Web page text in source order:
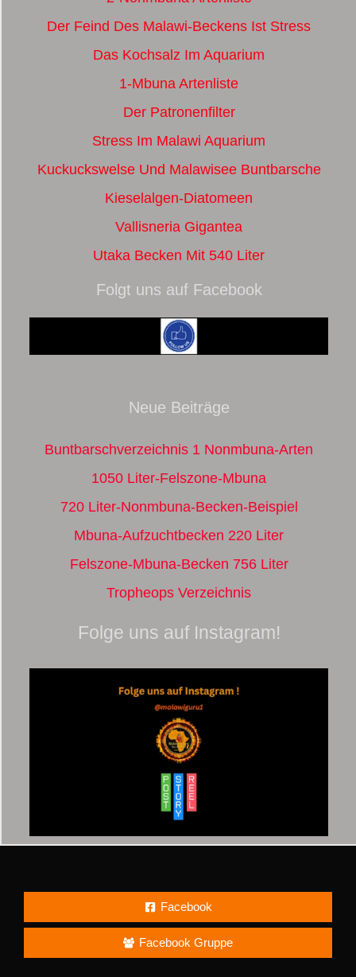
Der Feind Des Malawi-Beckens Ist Stress
Das Kochsalz Im Aquarium
1-Mbuna Artenliste
Der Patronenfilter
Stress Im Malawi Aquarium
Kuckuckswelse Und Malawisee Buntbarsche
Kieselalgen-Diatomeen
Vallisneria Gigantea
Utaka Becken Mit 540 Liter
Folgt uns auf Facebook
Neue Beiträge
Buntbarschverzeichnis 1 Nonmbuna-Arten
1050 Liter-Felszone-Mbuna
720 Liter-Nonmbuna-Becken-Beispiel
Mbuna-Aufzuchtbecken 220 Liter
Felszone-Mbuna-Becken 756 Liter
Tropheops Verzeichnis
Folge uns auf Instagram!
Facebook
Facebook Gruppe